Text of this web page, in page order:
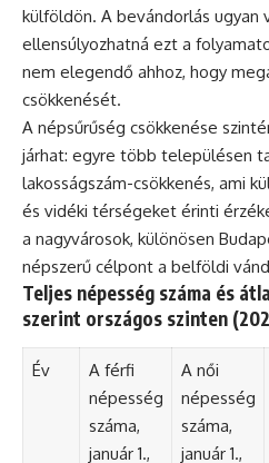
külföldön. A bevándorlás ugyan
ellensúlyozhatná ezt a
nem elegendő ahhoz, hogy
csökkenését.
A népsűrűség csökkenése
járhat: egyre több településen
lakosságszám-csökkenés, ami
és vidéki térségeket érinti
a nagyvárosok, különösen
népszerű célpont a belföldi
Teljes népesség száma és
szerint országos szinten
Év
A férfi
népesség
száma,
január 1.,
A női
népesség
száma,
január 1.,